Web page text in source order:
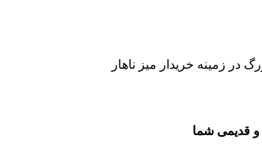
زمینه خریدار میز ناهار
و قدیمی شما